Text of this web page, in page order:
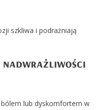
szkliwa i podrażniają
nadwrażliwości
lub dyskomfortem w